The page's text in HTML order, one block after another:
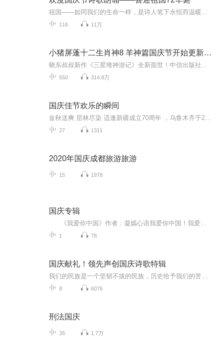
116 11万
小猪屏蓬十二生肖神8 羊神篇国庆节开始更新啦！
550 314.8万
国庆佳节欢乐的瞬间
27 1311
2020年国庆成都旅游旅游
15 1978
国庆专辑
1 78
国庆献礼！领先声创国庆诗歌特辑
8 6076
刑法国庆
26 1.7万